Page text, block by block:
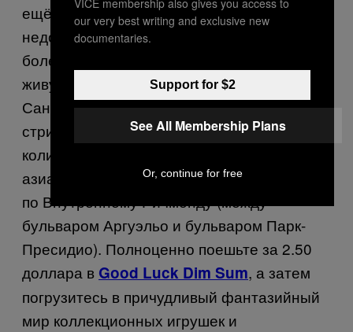
ещё один район, недооценённый из-за
недостатка солнца. Этот район кажется
более молодым, чем Сансет, благодаря
живущим здесь ребятам из Университета
Сан-Франциско. На Гири-стрит и Клемент-
стрит расположено совершенно дикое
количество отличных ресторанов
азиатской кухни. Обязательно пройдитесь
по Внутреннему Ричмонду (между
бульваром Аргуэльо и бульваром Парк-
Пресидио). Полноценно поешьте за 2.50
доллара в Good Luck Dim Sum, а затем
погрузитесь в причудливый фантазийный
мир коллекционных игрушек и
our very best writing and exclusive new
documentaries.
Support for $2
See All Membership Plans
Or, continue for free